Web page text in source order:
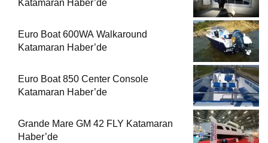
Katamaran Haber’de
Euro Boat 600WA Walkaround
Katamaran Haber’de
Euro Boat 850 Center Console
Katamaran Haber’de
Grande Mare GM 42 FLY Katamaran
Haber’de